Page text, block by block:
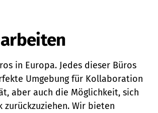
in Europa. Jedes dieser Büros
Umgebung für Kollaboration
aber auch die Möglichkeit, sich
zurückzuziehen. Wir bieten